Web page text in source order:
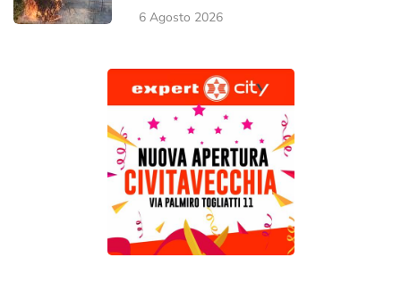
6 Agosto 2026